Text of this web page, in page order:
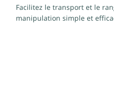
Facilitez le transport et le
manipulation simple et